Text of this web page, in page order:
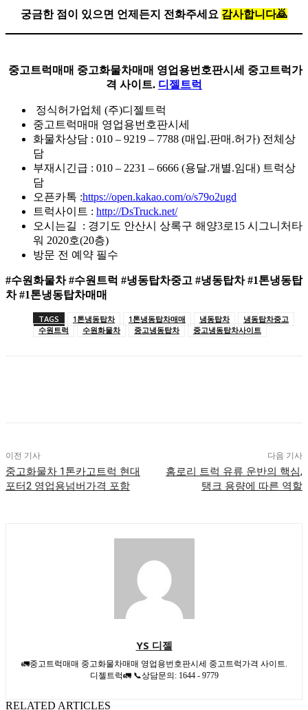
궁금한 점이 있으면 언제든지 전화주세요 감사합니다🙇
중고트럭매매 중고화물차매매 영업용번호판시세 중고트럭가
격 사이트. 디젤트럭
정식허가업체 (주)디젤트럭
중고트럭매매 영업용번호판시세
화물차상담 : 010 – 9219 – 7788 (매입.판매.허가) 전체상
담
부재시긴급 : 010 – 2231 – 6666 (용달.개별.임대) 트럭상
담
오픈카톡 :https://open.kakao.com/o/s79o2ugd
트럭사이트 : http://DsTruck.net/
오시는길 : 경기도 안산시 상록구 해양3로15 시그니처타
워 2020호(20층)
방문 전 예약 필수
#수원화물차 #수원트럭 #냉동탑차중고 #냉동탑차 #1톤냉동탑
차 #1톤냉동탑차매매
TAGS 1톤냉동탑차 1톤냉동탑차매매 냉동탑차
냉동탑차중고
수원트럭
수원화물차 중고냉동탑차 중고냉동탑차사이트
이전 기사
중고화물차 1톤카고트럭 현대
포터2 영업용넘버가격 포함
다음 기사
홈로리 트럭 유류 운반의 핵심,
탱크 용량에 따른 역할
YS 디젤
🚛중고트럭매매 중고화물차매매 영업용번호판시세 중고트럭가격 사이트.
디젤트럭🚛 📞상담문의: 1644 - 9779
RELATED ARTICLES